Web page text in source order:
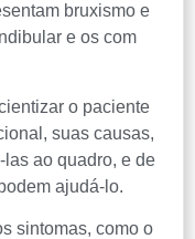
bruxismo e
e os com
o paciente
suas causas,
ao quadro, e de
ajudá-lo.
sintomas, como o